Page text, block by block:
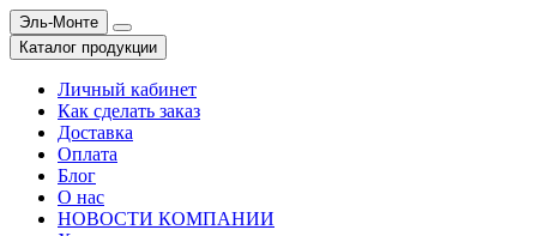
Эль-Монте
Каталог продукции
Личный кабинет
Как сделать заказ
Доставка
Оплата
Блог
О нас
НОВОСТИ КОМПАНИИ